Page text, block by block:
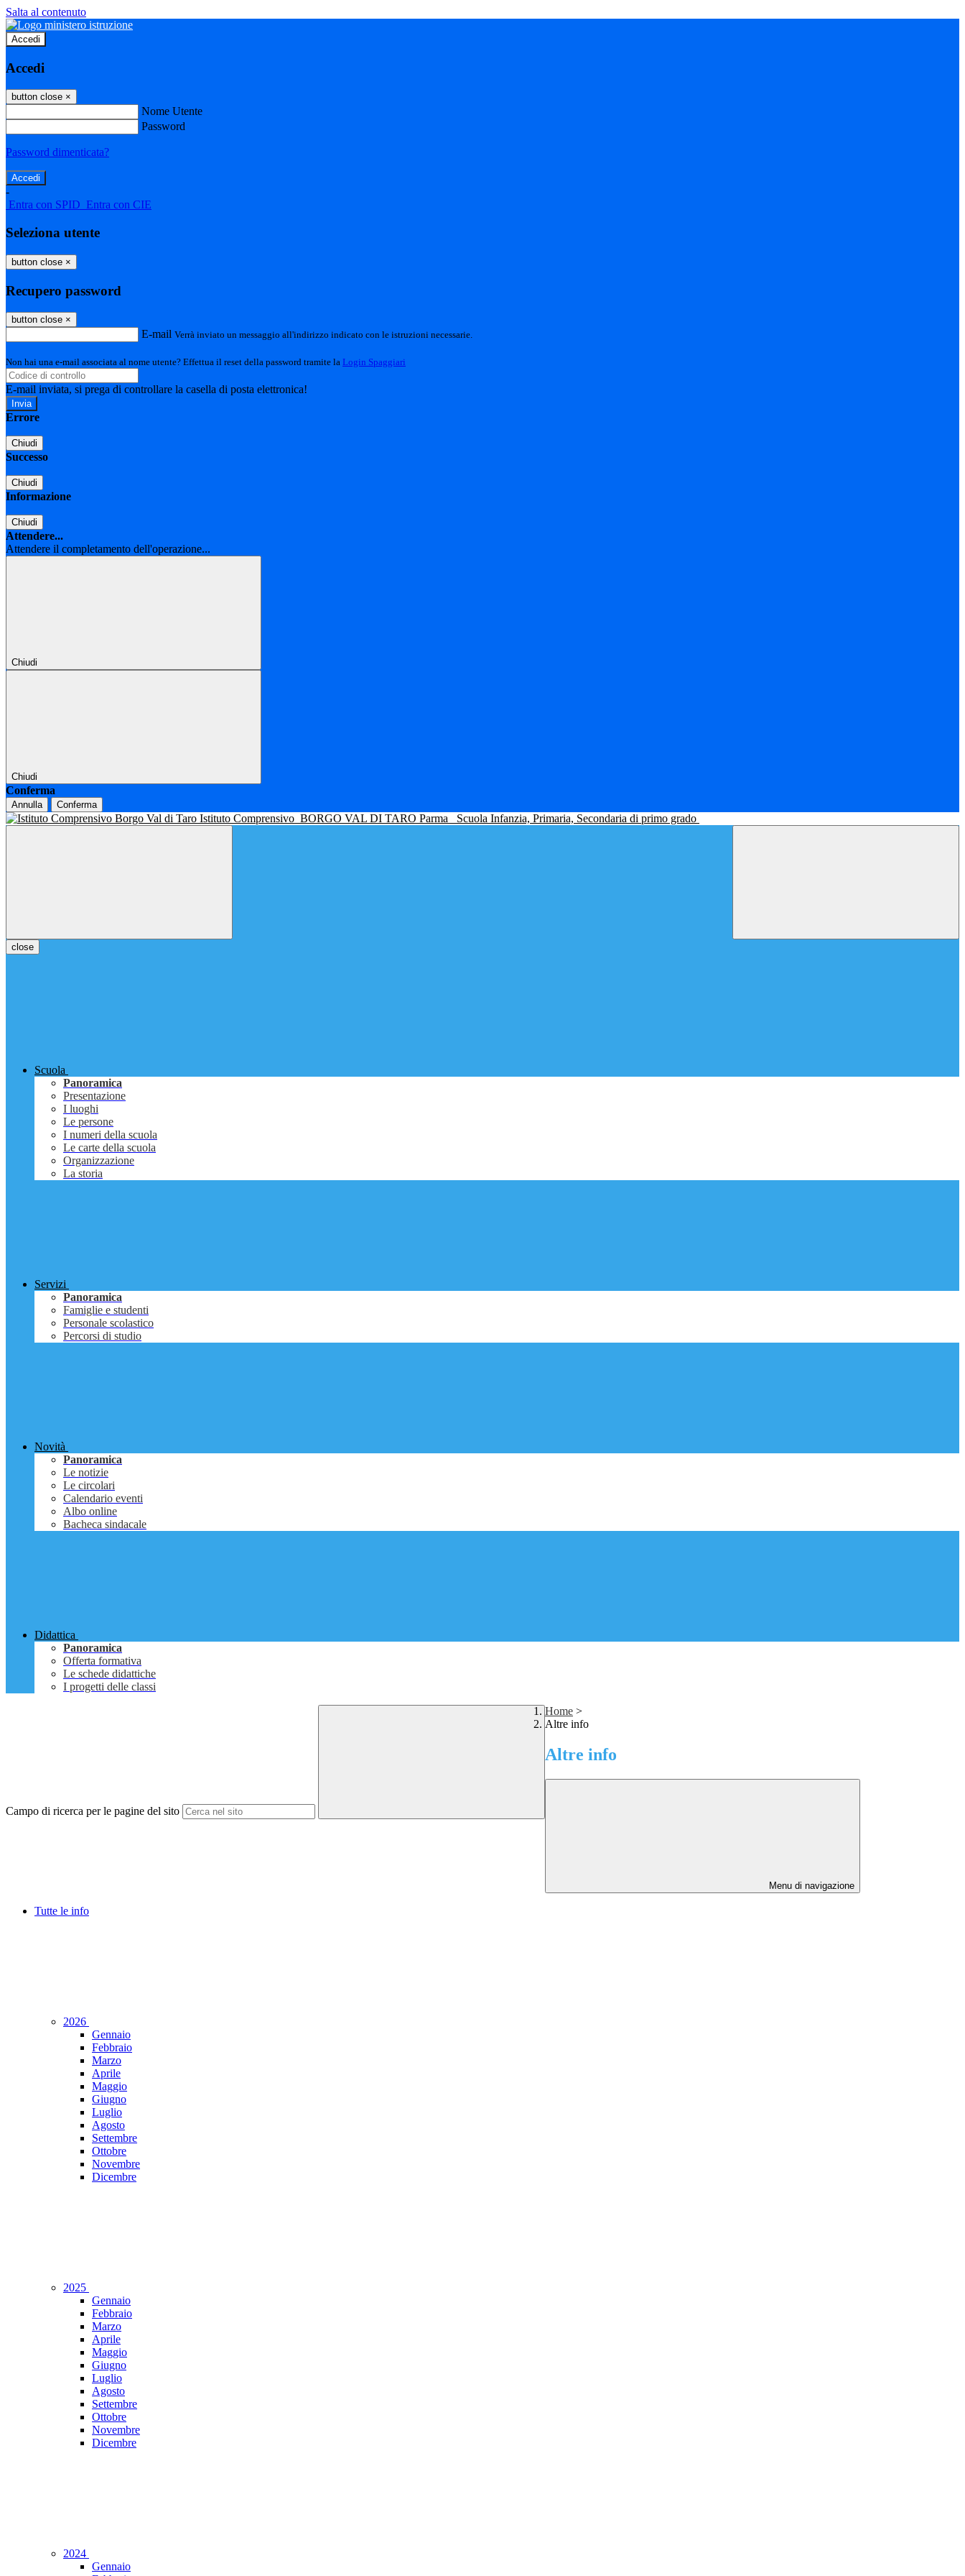
Salta al contenuto
Accedi
Accedi
button close ×
Nome Utente
Password
Password dimenticata?
-
Entra con SPID Entra con CIE
Seleziona utente
button close ×
Recupero password
button close ×
E-mail Verrà inviato un messaggio all'indirizzo indicato con le istruzioni necessarie.
Non hai una e-mail associata al nome utente? Effettua il reset della password tramite la Login Spaggiari
E-mail inviata, si prega di controllare la casella di posta elettronica!
Errore
Chiudi
Successo
Chiudi
Informazione
Chiudi
Attendere...
Attendere il completamento dell'operazione...
Chiudi
Chiudi
Conferma
Annulla Conferma
Istituto Comprensivo BORGO VAL DI TARO Parma Scuola Infanzia, Primaria, Secondaria di primo grado
close
Scuola
Panoramica
Presentazione
I luoghi
Le persone
I numeri della scuola
Le carte della scuola
Organizzazione
La storia
Servizi
Panoramica
Famiglie e studenti
Personale scolastico
Percorsi di studio
Novità
Panoramica
Le notizie
Le circolari
Calendario eventi
Albo online
Bacheca sindacale
Didattica
Panoramica
Offerta formativa
Le schede didattiche
I progetti delle classi
Campo di ricerca per le pagine del sito
Home >
Altre info
Altre info
Menu di navigazione
Tutte le info
2026
Gennaio
Febbraio
Marzo
Aprile
Maggio
Giugno
Luglio
Agosto
Settembre
Ottobre
Novembre
Dicembre
2025
Gennaio
Febbraio
Marzo
Aprile
Maggio
Giugno
Luglio
Agosto
Settembre
Ottobre
Novembre
Dicembre
2024
Gennaio